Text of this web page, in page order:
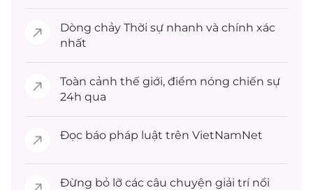
Dòng chảy Thời sự nhanh và chính xác
nhất
Toàn cảnh thế giới, điểm nóng chiến sự
24h qua
Đọc báo pháp luật trên VietNamNet
Đừng bỏ lỡ các câu chuyện giải trínổi